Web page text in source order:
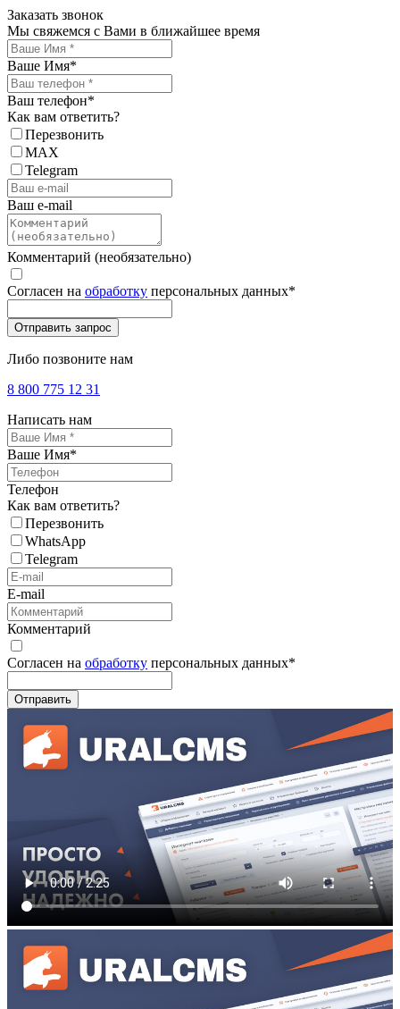
Заказать звонок
Мы свяжемся с Вами в ближайшее время
Ваше Имя*
Ваш телефон*
Как вам ответить?
Перезвонить
MAX
Telegram
Ваш e-mail
Комментарий (необязательно)
Согласен на обработку персональных данных*
Либо позвоните нам
8 800 775 12 31
Написать нам
Ваше Имя*
Телефон
Как вам ответить?
Перезвонить
WhatsApp
Telegram
E-mail
Комментарий
Согласен на обработку персональных данных*